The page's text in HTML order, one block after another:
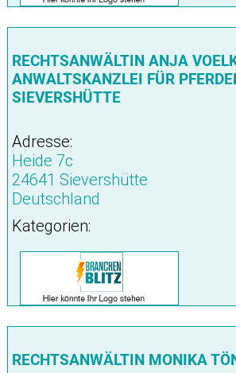
RECHTSANWÄLTIN ANJA
ANWALTSKANZLEI FÜR
SIEVERSHÜTTE
Adresse:
Heide 7c
24641 Sievershütte
Deutschland
Kategorien:
RECHTSANWÄLTIN MONIKA